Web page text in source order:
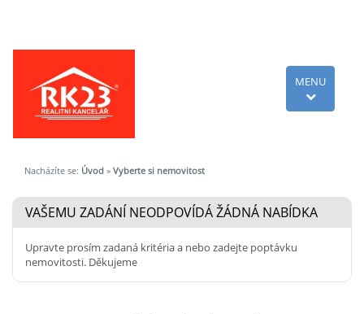
MENU
Nacházíte se: Úvod » Vyberte si nemovitost
VAŠEMU ZADÁNÍ NEODPOVÍDÁ ŽÁDNÁ NABÍDKA
Upravte prosím zadaná kritéria a nebo zadejte poptávku
nemovitosti. Děkujeme